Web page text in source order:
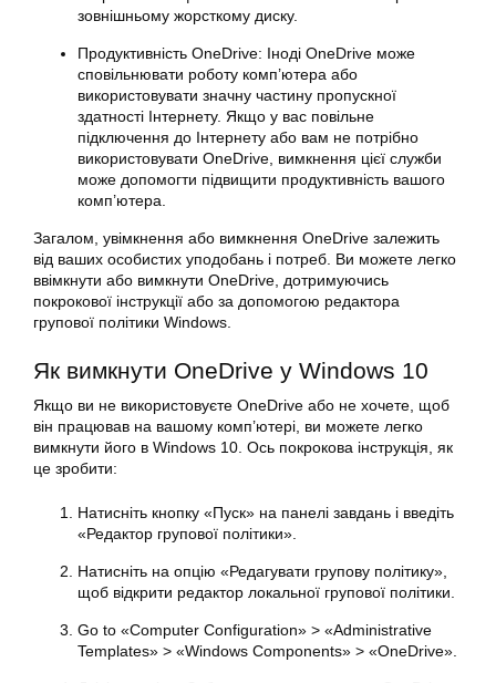
зовнішньому жорсткому диску.
Продуктивність OneDrive: Іноді OneDrive може
сповільнювати роботу комп’ютера або
використовувати значну частину пропускної
здатності Інтернету. Якщо у вас повільне
підключення до Інтернету або вам не потрібно
використовувати OneDrive, вимкнення цієї служби
може допомогти підвищити продуктивність вашого
комп’ютера.
Загалом, увімкнення або вимкнення OneDrive залежить
від ваших особистих уподобань і потреб. Ви можете легко
ввімкнути або вимкнути OneDrive, дотримуючись
покрокової інструкції або за допомогою редактора
групової політики Windows.
Як вимкнути OneDrive у Windows 10
Якщо ви не використовуєте OneDrive або не хочете, щоб
він працював на вашому комп’ютері, ви можете легко
вимкнути його в Windows 10. Ось покрокова інструкція, як
це зробити:
Натисніть кнопку «Пуск» на панелі завдань і введіть
«Редактор групової політики».
Натисніть на опцію «Редагувати групову політику»,
щоб відкрити редактор локальної групової політики.
Go to «Computer Configuration» > «Administrative
Templates» > «Windows Components» > «OneDrive».